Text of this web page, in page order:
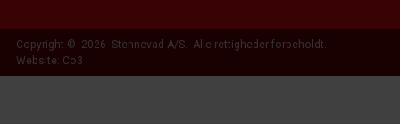
Copyright © 2026 Stennevad A/S. Alle rettigheder forbeholdt.
Website: Co3